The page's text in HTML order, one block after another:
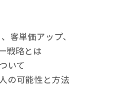
客単価アップ、
戦略とは
いて
の可能性と方法